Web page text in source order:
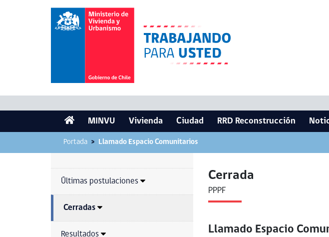
MINVU Vivienda Ciudad RRD Reconstrucción
Portada Llamado Espacio Comunitarios
Últimas postulaciones
Cerradas
Resultados
Cerrada
PPPF
Llamado Espacio